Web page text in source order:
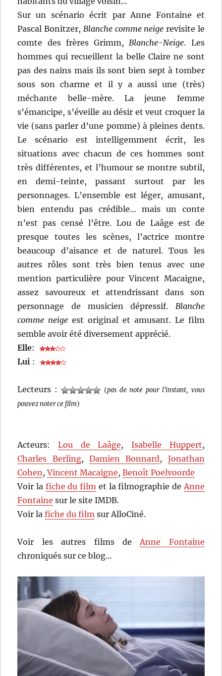
Sur un scénario écrit par Anne Fontaine et
Pascal Bonitzer, Blanche comme neige revisite le
comte des frères Grimm,Blanche-Neige. Les
hommes qui recueillent la belle Claire ne sont
pas des nains mais ils sont bien sept à tomber
sous son charme et il y a aussi une (très)
méchante belle-mère. La jeune femme
s’émancipe, s’éveille au désir et veut croquer la
vie (sans parler d’une pomme) à pleines dents.
Le scénario est intelligemment écrit, les
situations avec chacun de ces hommes sont
très différentes, et l’humour se montre subtil,
en demi-teinte, passant surtout par les
personnages. L’ensemble est léger, amusant,
bien entendu pas crédible… mais un conte
n’est pas censé l’être. Lou de Laâge est de
presque toutes les scènes, l’actrice montre
beaucoup d’aisance et de naturel. Tous les
autres rôles sont très bien tenus avec une
mention particulière pour Vincent Macaigne,
assez savoureux et attendrissant dans son
personnage de musicien dépressif. Blanche
comme neige est original et amusant. Le film
semble avoir été diversement apprécié.
Elle:
Lui :
Lecteurs : (pas de note pour l'instant, vous
pouvez noter ce film)
Acteurs: Lou de Laâge,Isabelle Huppert,
Charles Berling,Damien Bonnard, Jonathan
Cohen,Vincent Macaigne,Benoît Poelvoorde
Voir la fiche du film et la filmographie deAnne
Fontaine sur le site IMDB.
Voir lafiche du film sur AlloCiné.
Voir les autres films deAnne Fontaine
chroniqués sur ce blog…